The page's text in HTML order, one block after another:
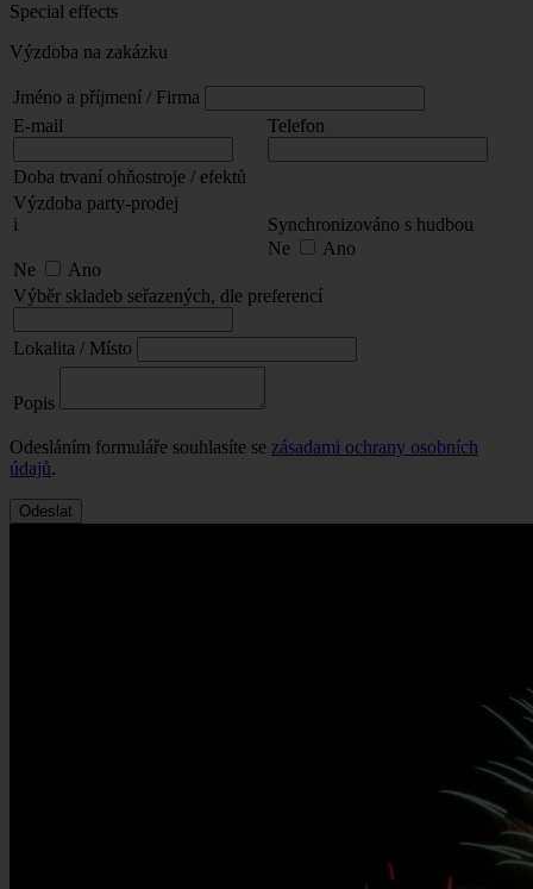
Special effects
Výzdoba na zakázku
Jméno a příjmení / Firma
E-mail
Telefon
Doba trvaní ohňostroje / efektů
Výzdoba party-prodej
i
Ne Ano
Synchronizováno s hudbou
Ne
Ano
Výběr skladeb seřazených, dle preferencí
Lokalita / Místo
Popis
Odesláním formuláře souhlasíte se zásadami ochrany osobních
údajů.
Odeslat